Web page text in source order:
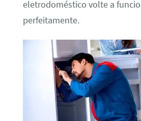
eletrodoméstico volte a
perfeitamente.